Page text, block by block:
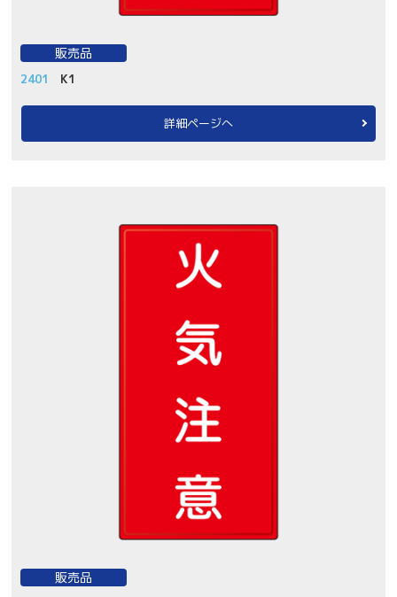
販売品
2401 K1
詳細ページへ
販売品